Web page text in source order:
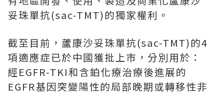
妥珠單抗(sac-TMT)的獨家權利。
截至目前，蘆康沙妥珠單抗(sac-TMT)的4
項適應症已於中國獲批上市，分別用於：
經EGFR-TKI和含鉑化療治療後進展的
EGFR基因突變陽性的局部晚期或轉移性非